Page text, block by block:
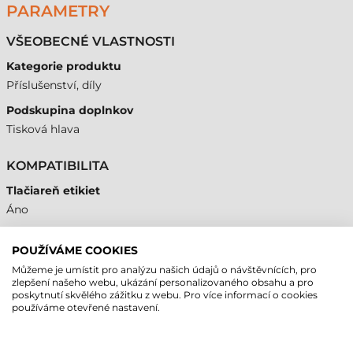
PARAMETRY
VŠEOBECNÉ VLASTNOSTI
Kategorie produktu
Příslušenství, díly
Podskupina doplnkov
Tisková hlava
KOMPATIBILITA
Tlačiareň etikiet
Áno
NAPOSLEDY PROHLÍŽENÉ PRODUKTY
POUŽÍVÁME COOKIES
Můžeme je umístit pro analýzu našich údajů o návštěvnících, pro
zlepšení našeho webu, ukázání personalizovaného obsahu a pro
poskytnutí skvělého zážitku z webu. Pro více informací o cookies
používáme otevřené nastavení.